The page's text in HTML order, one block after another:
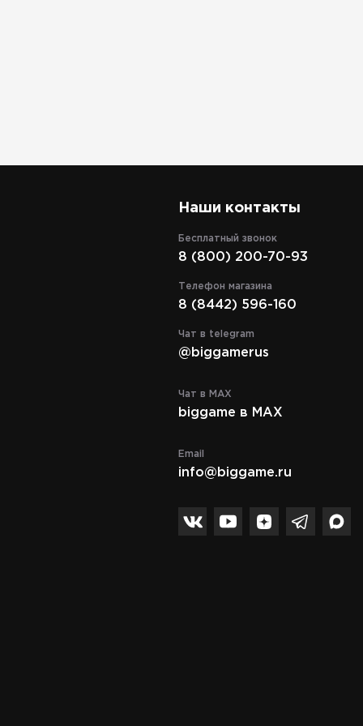
Наши контакты
Бесплатный звонок
8 (800) 200-70-93
Телефон магазина
8 (8442) 596-160
Чат в telegram
@biggamerus
Чат в MAX
biggame в MAX
Email
info@biggame.ru